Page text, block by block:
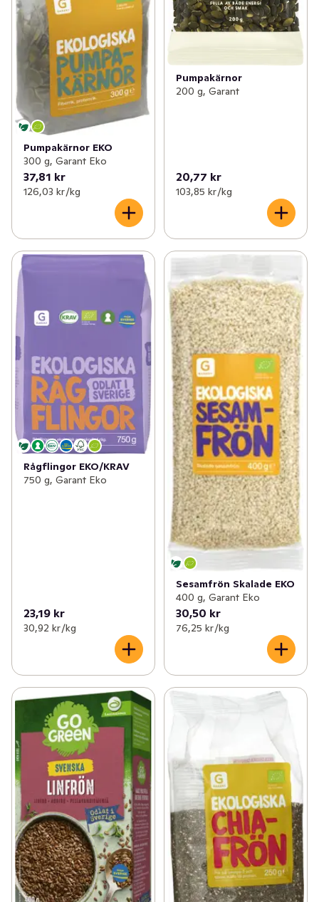
Pumpakärnor EKO
300 g, Garant Eko
37,81 kr
126,03 kr /kg
Pumpakärnor
200 g, Garant
20,77 kr
103,85 kr /kg
Rågflingor EKO/KRAV
750 g, Garant Eko
23,19 kr
30,92 kr /kg
Sesamfrön Skalade EKO
400 g, Garant Eko
30,50 kr
76,25 kr /kg